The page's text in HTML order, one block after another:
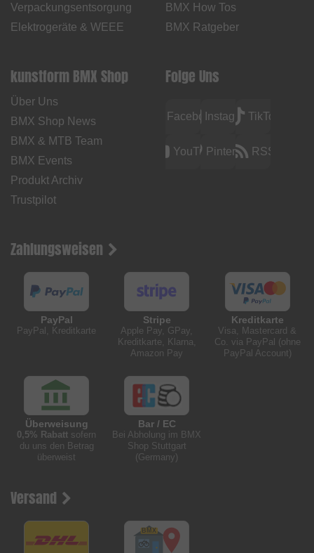
Verpackungsentsorgung
Elektrogeräte & WEEE
BMX How Tos
BMX Ratgeber
kunstform BMX Shop
Über Uns
BMX Shop News
BMX & MTB Team
BMX Events
Produkt Archiv
Trustpilot
Folge Uns
FacebookInstagramTikTok
YouTubePinterest RSS
Zahlungsweisen
PayPal
PayPal, Kreditkarte
Stripe
Apple Pay, GPay,
Kreditkarte, Klarna,
Amazon Pay
Kreditkarte
Visa, Mastercard &
Co. via PayPal (ohne
PayPal Account)
Überweisung
0,5% Rabatt sofern
du uns den Betrag
überweist
Bar / EC
Bei Abholung im BMX
Shop Stuttgart
(Germany)
Versand